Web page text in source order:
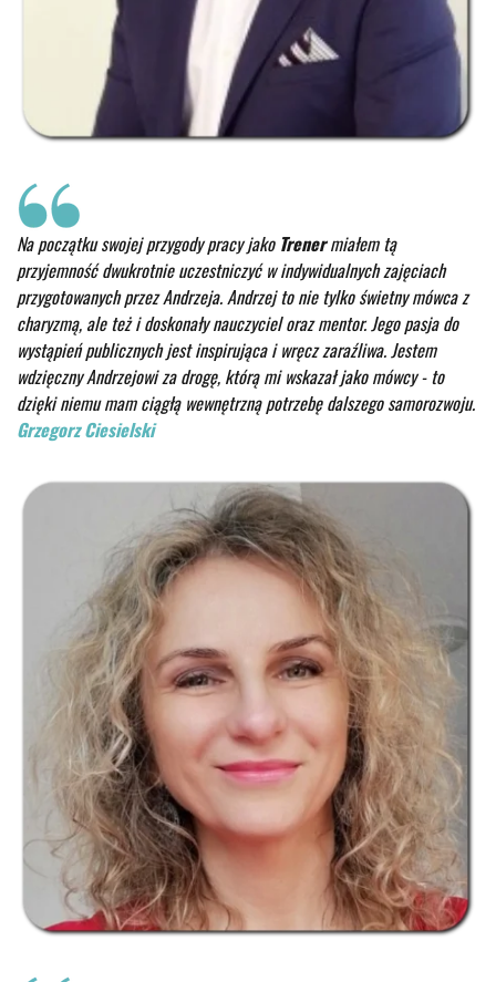
Na początku swojej przygody pracy jako Trenermiałem tą
przyjemność dwukrotnie uczestniczyć w indywidualnych zajęciach
przygotowanych przez Andrzeja. Andrzej to nie tylko świetny mówca z
charyzmą, ale też i doskonały nauczyciel oraz mentor. Jego pasja do
wystąpień publicznych jest inspirująca i wręcz zaraźliwa.Jestem
wdzięczny Andrzejowi za drogę, którą mi wskazał jako mówcy - to
dzięki niemu mam ciągłą wewnętrzną potrzebę dalszego samorozwoju.
Grzegorz Ciesielski